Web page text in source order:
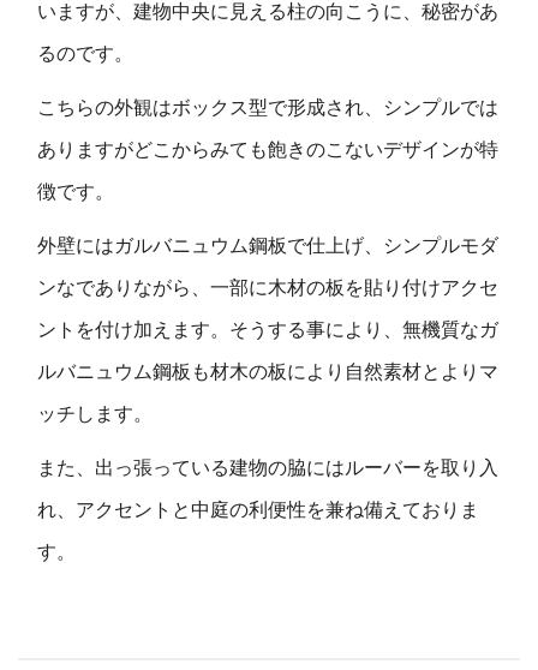
いますが、建物中央に見える柱の向こうに、 秘密があ
るのです。
こちらの外観はボックス型で形成され、シンプルでは
ありますがどこからみても飽きのこないデザインが特
徴です。
外壁にはガルバニュウム鋼板で仕上げ、シンプルモダ
ンなでありながら、一部に木材の板を貼り付けアクセ
ントを付け加えます。そうする事により、無機質なガ
ルバニュウム鋼板も材木の板により自然素材とよりマ
ッチします。
また、出っ張っている建物の脇にはルーバーを取り入
れ、アクセントと中庭の利便性を兼ね備えておりま
す。